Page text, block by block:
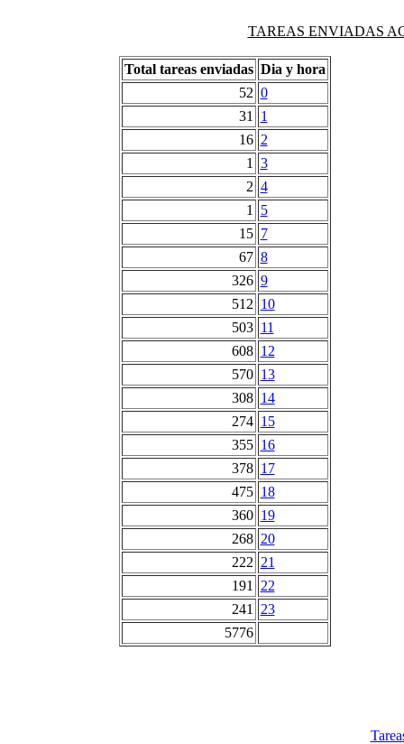
TAREAS ENVIADAS
Total tareas enviadas Dia y hora
52 0
31
1
16 2
1
3
2 4
1
5
15 7
67 8
326 9
512 10
503 11
608 12
570 13
308 14
274 15
355 16
378 17
475 18
360 19
268 20
222 21
191
22
241
23
5776